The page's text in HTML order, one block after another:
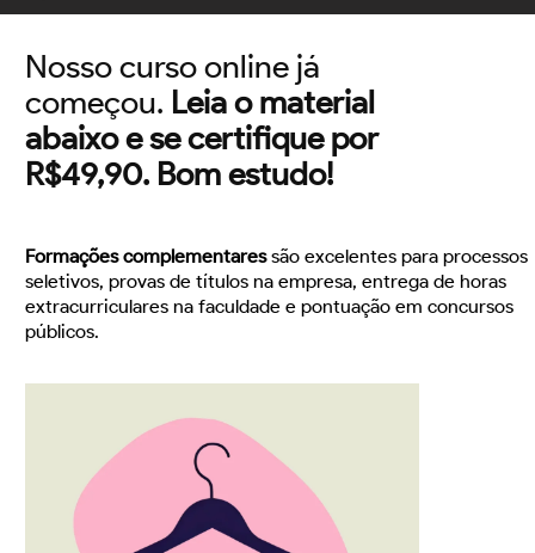
Nosso curso online já
começou. Leia o material
abaixo e se certifique por
R$49,90. Bom estudo!
Formações complementaressão excelentes para processos
seletivos, provas de títulos na empresa, entrega de horas
extracurriculares na faculdade e pontuação em concursos
públicos.